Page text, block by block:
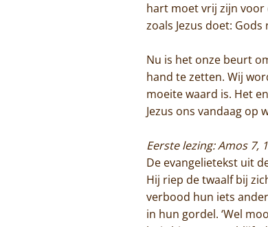
hart moet vrij zijn voor
zoals Jezus doet:
Nu is het onze beurt
hand te zetten. Wij
moeite waard is. Het
Jezus ons vandaag op
Eerste lezing: Amos 7,
De evangelietekst uit
Hij riep de twaalf bij
verbood hun iets
in hun gordel. ‘Wel